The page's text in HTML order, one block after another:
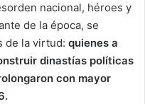
nacional, héroes y
de la época, se
de la virtud: quienes a
dinastías políticas
con mayor